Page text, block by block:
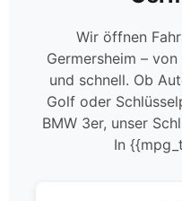
Wir öffnen
Germersheim –
und schnell. Ob
Golf oder
BMW 3er, unser
In